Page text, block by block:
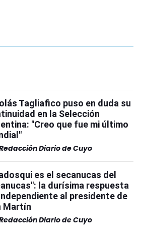
Tagliafico puso en duda su
en la Selección
"Creo que fue mi último
Diario de Cuyo
es el secanucas del
la durísima respuesta
al presidente de
Martín
Diario de Cuyo